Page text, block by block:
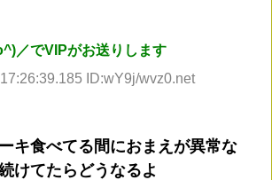
／でVIPがお送りします
ID:wY9j/wvz0.net
キ食べてる間におまえが異常な
けてたらどうなるよ